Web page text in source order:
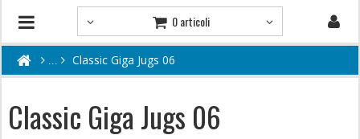
0 articoli
Classic Giga Jugs 06
Classic Giga Jugs 06